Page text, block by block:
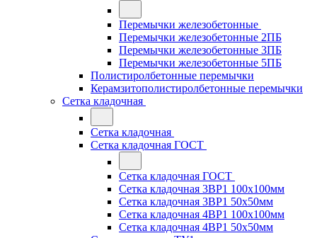
Перемычки железобетонные
Перемычки железобетонные 2ПБ
Перемычки железобетонные 3ПБ
Перемычки железобетонные 5ПБ
Полистиролбетонные перемычки
Керамзитополистиролбетонные перемычки
Сетка кладочная
Сетка кладочная
Сетка кладочная ГОСТ
Сетка кладочная ГОСТ
Сетка кладочная 3ВР1 100x100мм
Сетка кладочная 3ВР1 50x50мм
Сетка кладочная 4ВР1 100x100мм
Сетка кладочная 4ВР1 50x50мм